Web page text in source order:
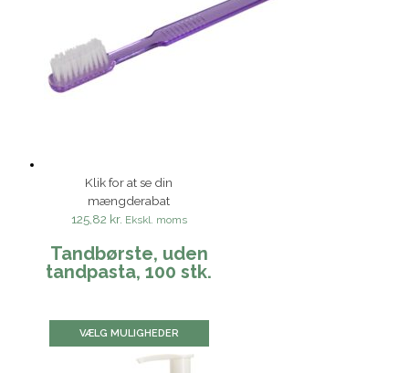
Klik for at se din
mængderabat
125,82 kr. Ekskl. moms
Tandbørste, uden
tandpasta, 100 stk.
VÆLG MULIGHEDER